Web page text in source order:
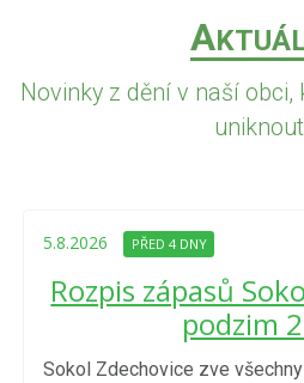
A
Novinky z dění v naší obci,
5.8.2026 PŘED 4 DNY
Rozpis zápasů
podzim
Sokol Zdechovice zve